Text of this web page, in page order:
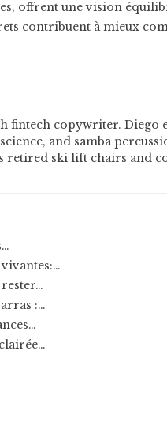
offrent une vision
contribuent à mieux
fintech copywriter. Diego
and samba
retired ski lift chairs and
:…